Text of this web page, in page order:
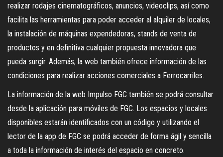
realizar rodajes cinematográficos, anuncios, videoclips, así como
facilita las herramientas para poder acceder al alquiler de locales,
la instalación de máquinas expendedoras, stands de venta de
productos y en definitiva cualquier propuesta innovadora que
pueda surgir. Además, la web también ofrece información de las
condiciones para realizar acciones comerciales a Ferrocarriles.
La información de la web Impulso FGC también se podrá consultar
desde la aplicación para móviles de FGC. Los espacios y locales
disponibles estarán identificados con un código y utilizando el
lector de la app de FGC se podrá acceder de forma ágil y sencilla
a toda la información de interés del espacio en concreto.